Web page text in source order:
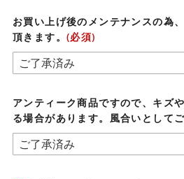
お買い上げ後のメンテナンスの為
頂きます。 (必須)
アンティーク商品ですので、キズ
る場合があります。風合いとして